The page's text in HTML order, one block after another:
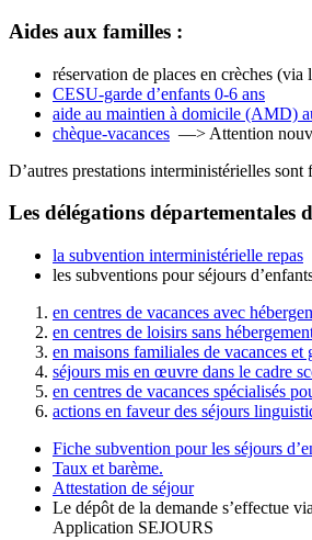
Aides aux familles :
réservation de places en crèches (via
CESU-garde d’enfants 0-6 ans
aide au maintien à domicile (AMD)
chèque-vacances —> Attention
D’autres prestations interministérielles
Les délégations départementales
la subvention interministérielle repas
les subventions pour séjours
en centres de vacances avec
en centres de loisirs sans
en maisons familiales de vacances et
séjours mis en œuvre dans le cadre
en centres de vacances spécialisés
actions en faveur des séjours
Fiche subvention pour les séjours
Taux et barème.
Attestation de séjour
Le dépôt de la demande s’effectue
Application SEJOURS